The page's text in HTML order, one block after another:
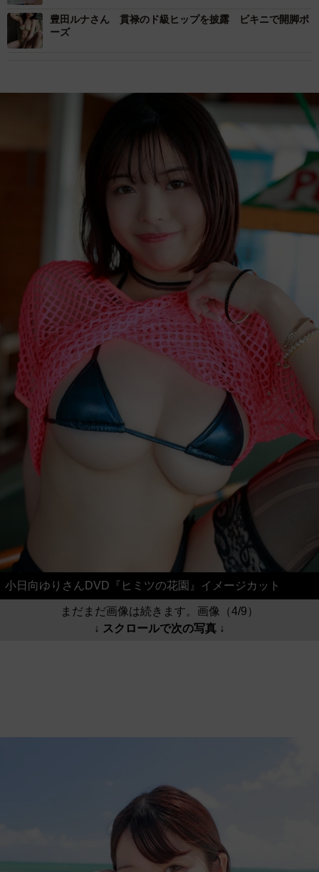
豊田ルナさん 貫禄のド級ヒップを披露 ビキニで開脚ポ
ーズ
小日向ゆりさんDVD『ヒミツの花園』イメージカット
まだまだ画像は続きます。画像（4/9）
↓ スクロールで次の写真 ↓